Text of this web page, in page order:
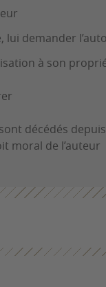
demander
à son
décédés
moral de l’auteur